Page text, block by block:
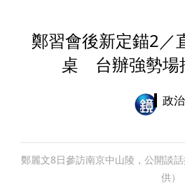
鄭習會後新定錨2／
桌 台辦強勢場
政
鄭麗文8日參訪南京中山陵，公開談
供）